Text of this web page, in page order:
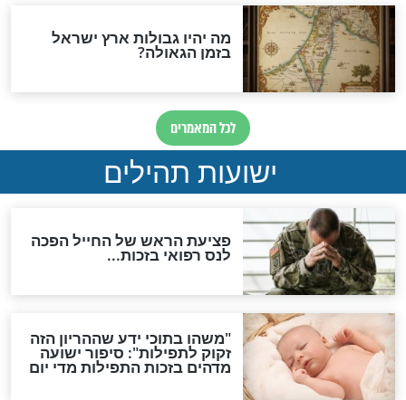
להמתקת הדינים וביטול
גזרות
סגולת ע"ב שמות הקודש
תפילה סגולית להמתקת
הדינים